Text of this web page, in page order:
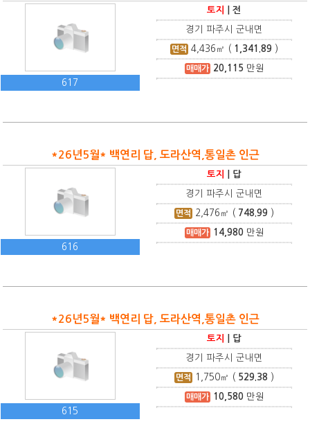
617
토지 |전
경기 파주시 군내면
면적 4,436 ㎡ ( 1,341.89 )
매매가 20,115 만원
*26년5월* 백연리 답, 도라산역,통일촌 인근
616
토지 답
경기 파주시 군내면
면적 2,476 ㎡ ( 748.99 )
매매가 14,980만원
*26년5월* 백연리 답, 도라산역,통일촌 인근
615
토지 답
경기 파주시 군내면
면적 1,750㎡ ( 529.38 )
매매가 10,580만원